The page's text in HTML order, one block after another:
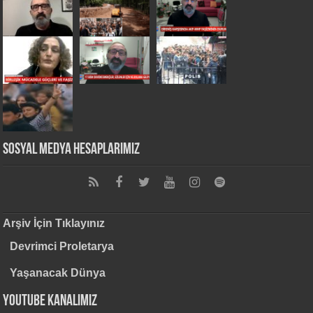
Sosyal Medya Hesaplarımız
Arşiv İçin Tıklayınız
Devrimci Proletarya
Yaşanacak Dünya
Youtube Kanalımız